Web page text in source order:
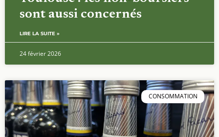
sont aussi concernés
LIRE LA SUITE »
24 février 2026
CONSOMMATION